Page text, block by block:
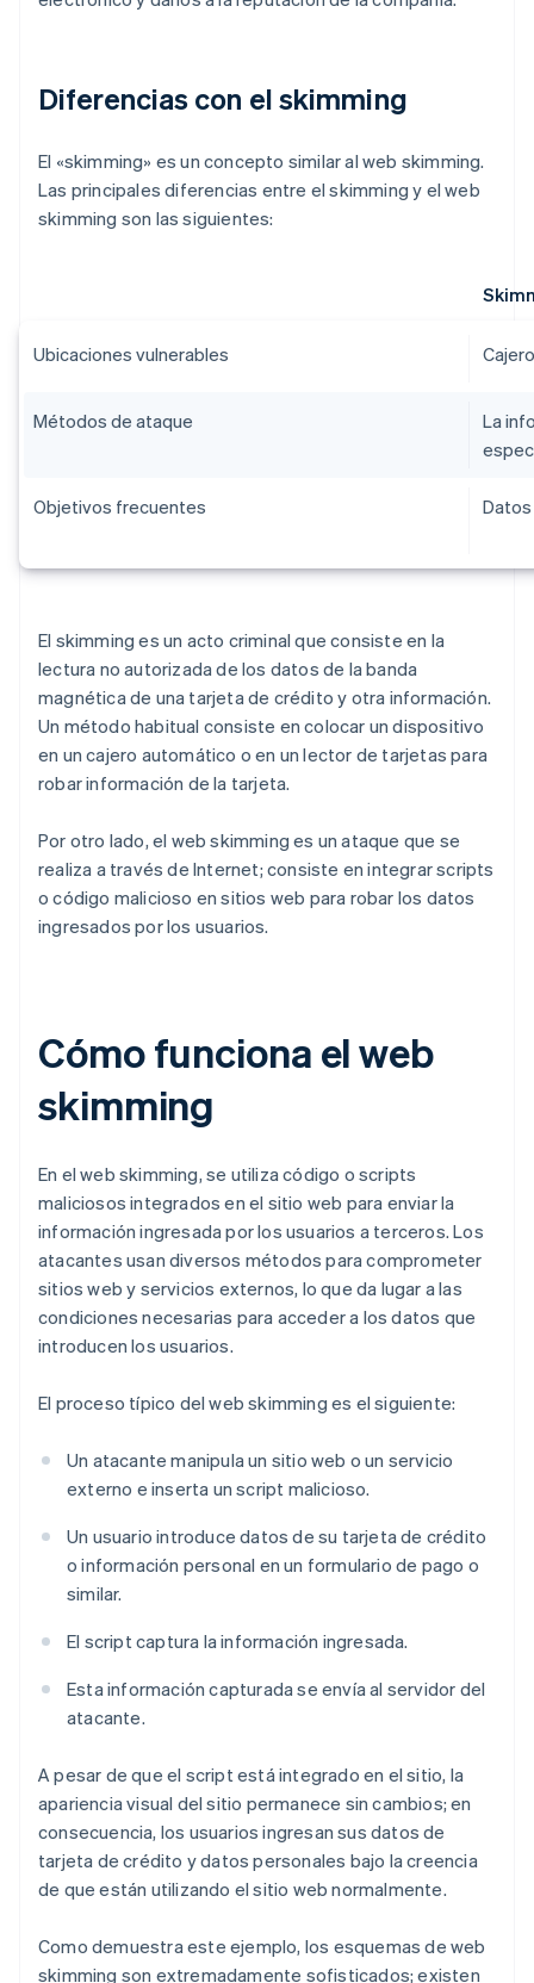
Diferencias con el skimming
El «skimming» es un concepto similar al web skimming.
Las principales diferencias entre el skimming y el web
skimming son las siguientes:
Ubicaciones vulnerables
Métodos de ataque
La
Objetivos frecuentes
El skimming es un acto criminal que consiste en la
lectura no autorizada de los datos de la banda
magnética de una tarjeta de crédito y otra información.
Un método habitual consiste en colocar un dispositivo
en un cajero automático o en un lector de tarjetas para
robar información de la tarjeta.
Por otro lado, el web skimming es un ataque que se
realiza a través de Internet; consiste en integrar scripts
o código malicioso en sitios web para robar los datos
ingresados por los usuarios.
Cómo funciona el web
skimming
En el web skimming, se utiliza código o scripts
maliciosos integrados en el sitio web para enviar la
información ingresada por los usuarios a terceros. Los
atacantes usan diversos métodos para comprometer
sitios web y servicios externos, lo que da lugar a las
condiciones necesarias para acceder a los datos que
introducen los usuarios.
El proceso típico del web skimming es el siguiente:
Un atacante manipula un sitio web o un servicio
externo e inserta un script malicioso.
Un usuario introduce datos de su tarjeta de crédito
o información personal en un formulario de pago o
similar.
El script captura la información ingresada.
Esta información capturada se envía al servidor del
atacante.
A pesar de que el script está integrado en el sitio, la
apariencia visual del sitio permanece sin cambios; en
consecuencia, los usuarios ingresan sus datos de
tarjeta de crédito y datos personales bajo la creencia
de que están utilizando el sitio web normalmente.
Como demuestra este ejemplo, los esquemas de web
skimming son extremadamente sofisticados; existen